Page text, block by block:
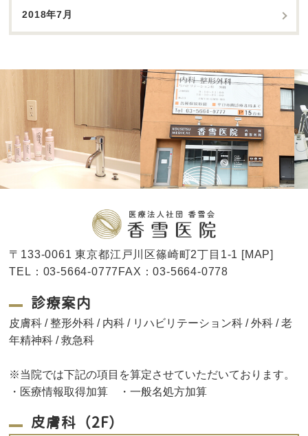
2018年7月
〒133-0061 東京都江戸川区篠崎町2丁目1-1 [MAP]
TEL：03-5664-0777FAX：03-5664-0778
診療案内
皮膚科 / 整形外科 / 内科 / リハビリテーション科 / 外科 / 老
年精神科 / 救急科
※当院では下記の項目を算定させていただいております。
・医療情報取得加算 ・一般名処方加算
皮膚科（2F）